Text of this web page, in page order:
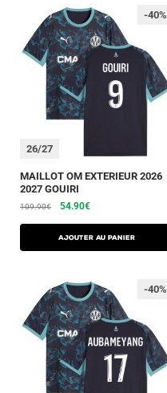
26/27
-40%
MAILLOT OM EXTERIEUR 2026
2027 GOUIRI
109.90€ 54.90€
AJOUTER AU PANIER
-40%